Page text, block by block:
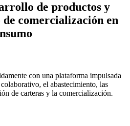
de productos y
comercialización en
con una plataforma impulsada
el abastecimiento, las
de carteras y la comercialización.